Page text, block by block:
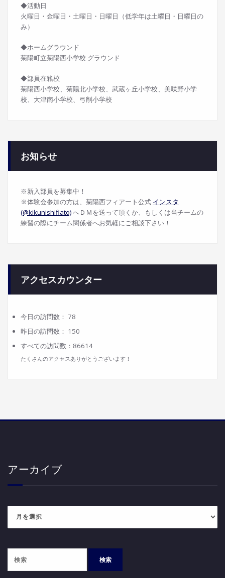
◆活動日
火曜日・金曜日・土曜日・日曜日（低学年は土曜日・日曜日の
み）
◆ホームグラウンド
菊陽町立菊陽西小学校 グラウンド
◆部員在籍校
菊陽西小学校、菊陽北小学校、武蔵ヶ丘小学校、美咲野小学
校、大津南小学校、弓削小学校
お知らせ
※新入部員を募集中！
※体験会参加の方は、菊陽西フィアート公式 インスタ
(@kikunishifiato)へＤＭを送って頂くか、もしくは当チームの
練習の際にチーム関係者へお気軽にご相談下さい！
アクセスカウンター
今日の訪問数： 78
昨日の訪問数： 150
すべての訪問数： 86614
たくさんのアクセスありがとうございます！
アーカイブ